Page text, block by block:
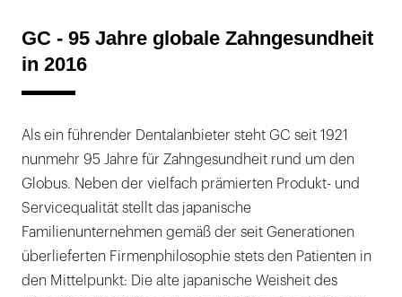
GC - 95 Jahre globale Zahngesundheit
in 2016
Als ein führender Dentalanbieter steht GC seit 1921
nunmehr 95 Jahre für Zahngesundheit rund um den
Globus. Neben der vielfach prämierten Produkt- und
Servicequalität stellt das japanische
Familienunternehmen gemäß der seit Generationen
überlieferten Firmenphilosophie stets den Patienten in
den Mittelpunkt: Die alte japanische Weisheit des